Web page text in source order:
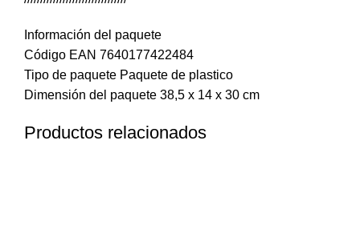
Información del paquete
Código EAN 7640177422484
Tipo de paquete Paquete de plastico
Dimensión del paquete 38,5 x 14 x 30 cm
Productos relacionados